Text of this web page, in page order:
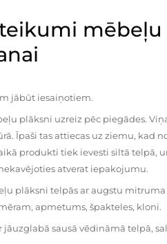
mēbeļu
jābūt iesaiņotiem.
plāksni uzreiz pēc piegādes.
Īpaši tas attiecas uz ziemu, kad
produkti tiek ievesti siltā telpā,
atverat iepakojumu.
plāksni telpās ar augstu
apmetums, špakteles, kloni.
jāuzglabā sausā vēdināmā telpā,